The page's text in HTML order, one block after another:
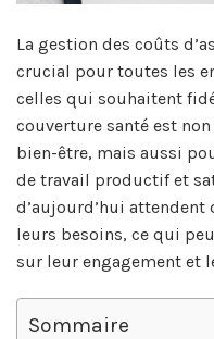
La gestion des coûts
crucial pour toutes les
celles qui souhaitent
couverture santé est
bien-être, mais aussi
de travail productif et
d’aujourd’hui attendent
leurs besoins, ce qui
sur leur engagement et
Sommaire